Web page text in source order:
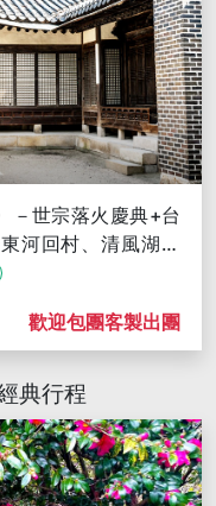
－世宗落火慶典+台
河回村、清風湖纜
歡迎包團客製出團
典行程